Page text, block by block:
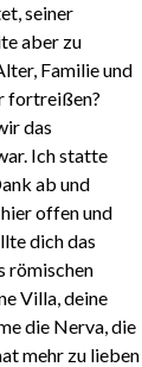
seiner
aber zu
Familie und
fortreißen?
das
Ich statte
ab und
offen und
dich das
römischen
Villa, deine
die Nerva, die
mehr zu lieben